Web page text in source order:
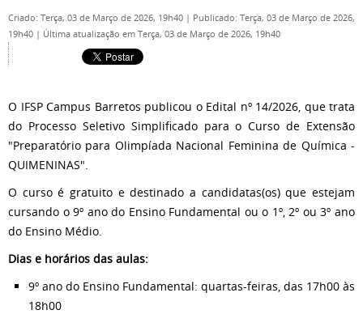
Criado: Terça, 03 de Março de 2026, 19h40 | Publicado: Terça, 03 de Março de 2026,
19h40 | Última atualização em Terça, 03 de Março de 2026, 19h40
O IFSP Campus Barretos publicou o Edital nº 14/2026, que trata
do Processo Seletivo Simplificado para o Curso de Extensão
"Preparatório para Olimpíada Nacional Feminina de Química -
QUIMENINAS".
O curso é gratuito e destinado a candidatas(os) que estejam
cursando o 9º ano do Ensino Fundamental ou o 1º, 2º ou 3º ano
do Ensino Médio.
Dias e horários das aulas:
9º ano do Ensino Fundamental: quartas-feiras, das 17h00 às
18h00